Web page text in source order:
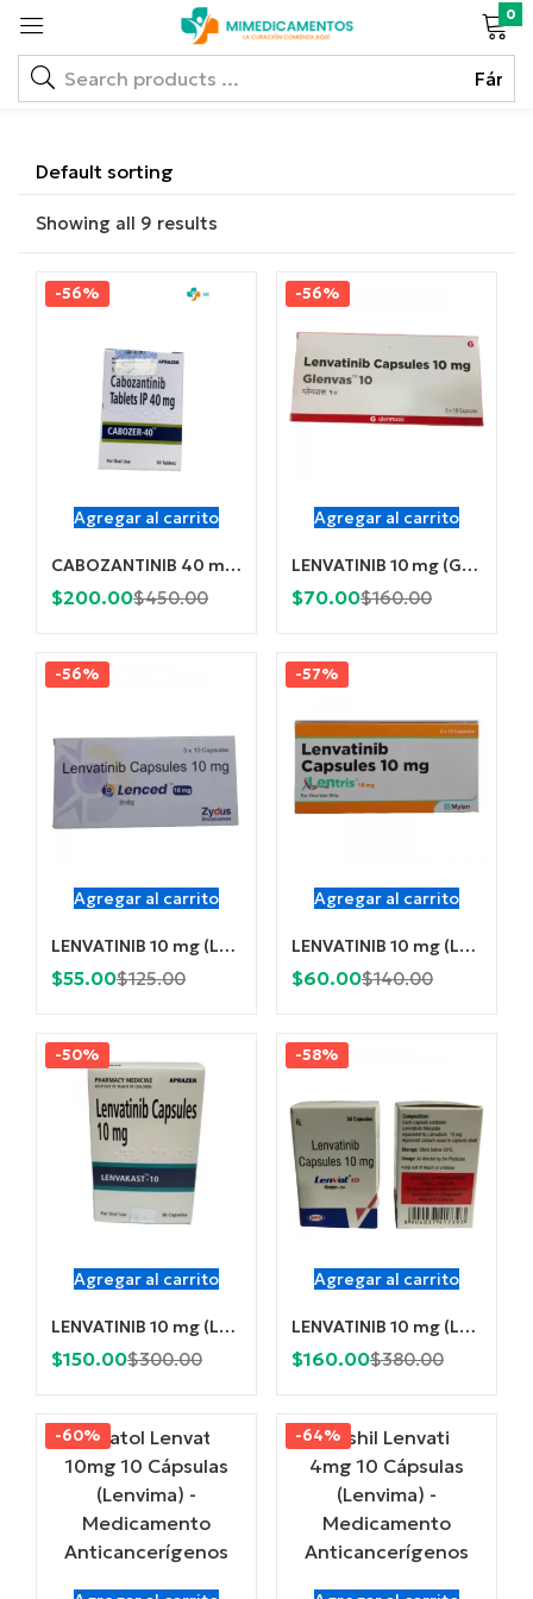
0
Showing all 9 results
Agregar al carrito
-56%
CABOZANTINIB 40 mg (Cabozer) x 30 Comprimidos
$200.00Current
$450.00Original
$450.00.
Agregar al carrito
-56%
LENVATINIB 10 mg (Glenvas 10) x 30 Cápsulas
$70.00Current
$160.00Original
Agregar al carrito
-56%
LENVATINIB 10 mg (Lenced) x 30 Cápsulas
$55.00Current
$55.00.
$125.00Original
$125.00.
Agregar al carrito
-57%
LENVATINIB 10 mg (Lentris) x 30 Cápsulas
$60.00Current
$140.00Original
Agregar al carrito
-50%
LENVATINIB 10 mg (Lenvakast 10) x 30 Cápsulas
$150.00Current
$150.00.
$300.00Original
$300.00.
Agregar al carrito
-58%
LENVATINIB 10 mg (Lenvat 10) x 30 Cápsulas
$160.00Current
$160.00.
$380.00Original
$380.00.
-60% -64%